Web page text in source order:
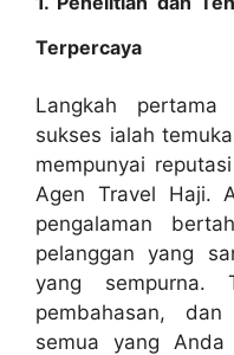
Terpercaya
Langkah
sukses ialah
mempunyai
Agen Travel Haji.
pengalaman
pelanggan yang
yang sempurna.
pembahasan,
semua yang